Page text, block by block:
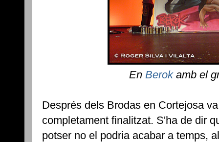
En Berokamb el
Després dels Brodas en Cortejosa
completament finalitzat. S'ha de dir
potser no el podria acabar a temps,